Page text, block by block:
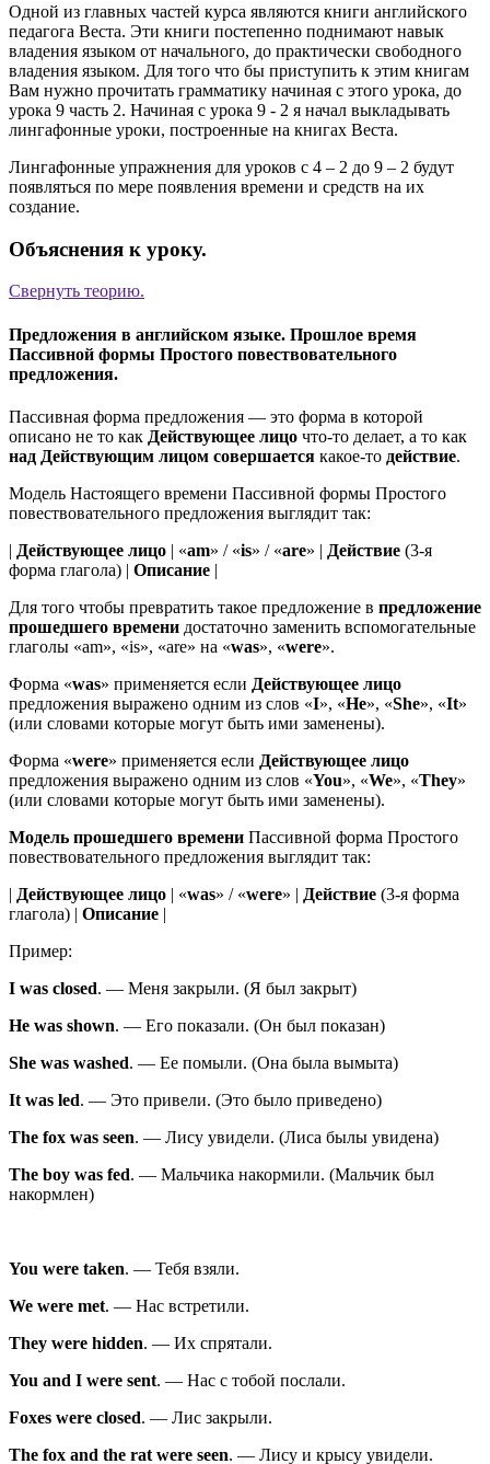
Одной из главных частей курса являются книги английского
педагога Веста. Эти книги постепенно поднимают навык
владения языком от начального, до практически свободного
владения языком. Для того что бы приступить к этим книгам
Вам нужно прочитать грамматику начиная с этого урока, до
урока 9 часть 2. Начиная с урока 9 - 2 я начал выкладывать
лингафонные уроки, построенные на книгах Веста.
Лингафонные упражнения для уроков с 4 – 2 до 9 – 2 будут
появляться по мере появления времени и средств на их
создание.
Объяснения к уроку.
Свернуть теорию.
Предложения в английском языке. Прошлое время
Пассивной формы Простого повествовательного
предложения.
Пассивная форма предложения — это форма в которой
описано не то как Действующее лицо что-то делает, а то как
над Действующим лицом совершается какое-то действие.
Модель Настоящего времени Пассивной формы Простого
повествовательного предложения выглядит так:
| Действующее лицо | «am» / «is» / «are» | Действие (3-я
форма глагола) | Описание |
Для того чтобы превратить такое предложение в предложение
прошедшего времени достаточно заменить вспомогательные
глаголы «am», «is», «are» на «was», «were».
Форма «was» применяется если Действующее лицо
предложения выражено одним из слов «I», «He», «She», «It»
(или словами которые могут быть ими заменены).
Форма «were» применяется если Действующее лицо
предложения выражено одним из слов «You», «We», «They»
(или словами которые могут быть ими заменены).
Модель прошедшего времени Пассивной форма Простого
повествовательного предложения выглядит так:
| Действующее лицо | «was» / «were» | Действие (3-я форма
глагола) | Описание |
Пример:
I was closed. — Меня закрыли. (Я был закрыт)
He was shown. — Его показали. (Он был показан)
She was washed. — Ее помыли. (Она была вымыта)
It was led. — Это привели. (Это было приведено)
The fox was seen. — Лису увидели. (Лиса былы увидена)
The boy was fed. — Мальчика накормили. (Мальчик был
накормлен)
You were taken. — Тебя взяли.
We were met. — Нас встретили.
They were hidden. — Их спрятали.
You and I were sent. — Нас с тобой послали.
Foxes were closed. — Лис закрыли.
The fox and the rat were seen. — Лису и крысу увидели.